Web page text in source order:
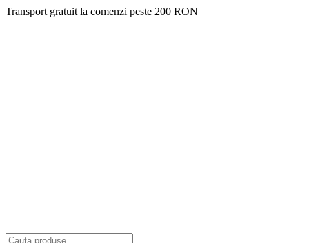
Transport gratuit la comenzi peste 200 RON